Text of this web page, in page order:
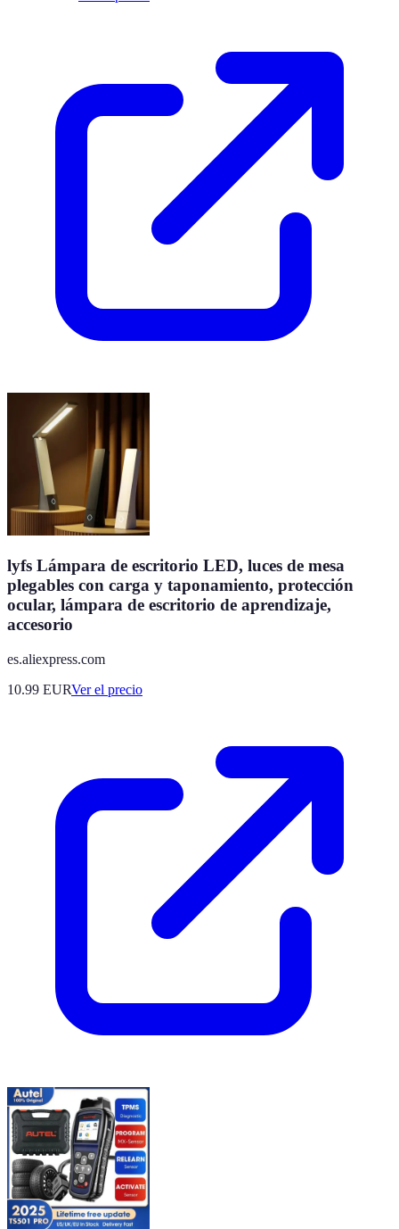
lyfs Lámpara de escritorio LED, luces de mesa
plegables con carga y taponamiento, protección
ocular, lámpara de escritorio de aprendizaje,
accesorio
es.aliexpress.com
10.99 EURVer el precio